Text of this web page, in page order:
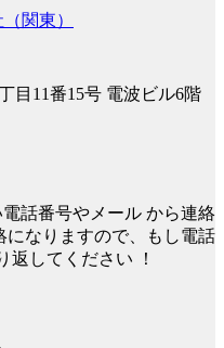
関東）
目11番15号 電波ビル6階
話番号やメール から連絡
になりますので、もし電話
返してください ！